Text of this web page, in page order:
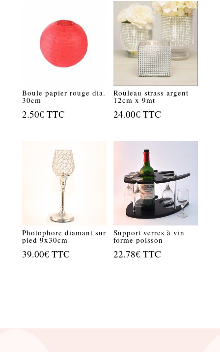
Boule papier rouge dia.
30cm
2.50€ TTC
Rouleau strass argent
12cm x 9mt
24.00€ TTC
Photophore diamant sur
pied 9x30cm
39.00€ TTC
Support verres à vin
forme poisson
22.78€ TTC